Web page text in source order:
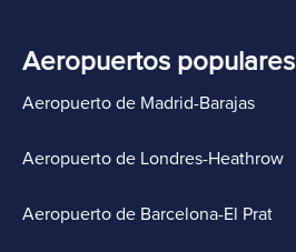
Aeropuertos populares
Aeropuerto de Madrid-Barajas
Aeropuerto de Londres-Heathrow
Aeropuerto de Barcelona-El Prat